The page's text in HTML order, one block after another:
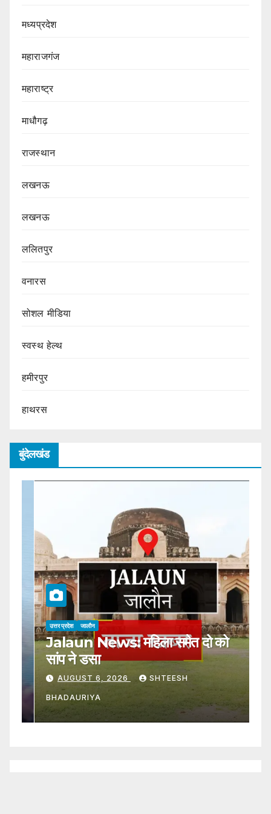
मध्यप्रदेश
महाराजगंज
महाराष्ट्र
माधौगढ़
राजस्थान
लखनऊ
लखनऊ
ललितपुर
वनारस
सोशल मीडिया
स्वस्थ हेल्थ
हमीरपुर
हाथरस
बुंदेलखंड
उत्तर प्रदेश जालौन
Jalaun News: महिला समेत दो को
सांप ने डसा
AUGUST 6, 2026 SHTEESH
BHADAURIYA